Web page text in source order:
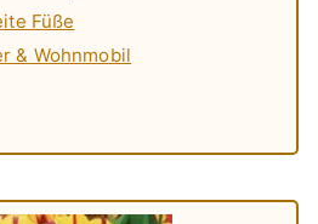
Füße
& Wohnmobil